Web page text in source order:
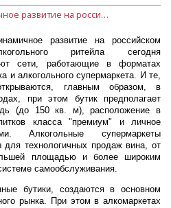
Наиболее динамичное развитие на российском рынке алкогольного ритейла сегодня демонстрируют сети, работающие в форматах винного бутика и алкогольного супермаркета. И те, и другие открываются, главным образом, в крупных городах, при этом бутик предполагает
развитие на российском
ритейла сегодня
сети, работающие в форматах
и алкогольного супермаркета. И те,
главным образом, в
при этом бутик предполагает
(до 150 кв. м), расположение в
класса "премиум" и личное
Алкогольные супермаркеты
для технологичных продаж вина, от
площадью и более широким
самообслуживания.
бутики, создаются в основном
рынка. При этом в алкомаркетах